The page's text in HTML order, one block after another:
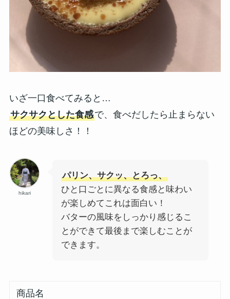
いざ一口食べてみると…
サクサクとした食感で、食べだしたら止まらない
ほどの美味しさ！！
hikari
パリン、サクッ、とろっ、
ひと口ごとに異なる食感と味わい
が楽しめてこれは面白い！
バターの風味をしっかり感じるこ
とができて最後まで楽しむことが
できます。
商品名